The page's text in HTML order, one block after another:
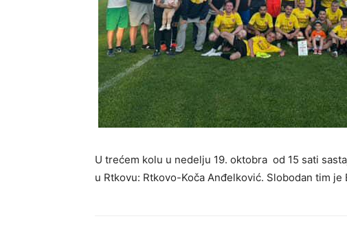
U trećem kolu u nedelju 19. oktobra od 15 sati
u Rtkovu: Rtkovo-Koča Anđelković. Slobodan tim je